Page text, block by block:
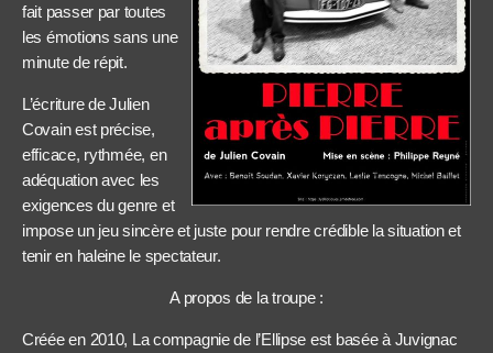
fait passer par toutes
les émotions sans une
minute de répit.
L’écriture de Julien
Covain est précise,
efficace, rythmée, en
adéquation avec les
exigences du genre et
impose un jeu sincère et juste pour rendre crédible la situation et
tenir en haleine le spectateur.
A propos de la troupe :
Créée en 2010, La compagnie de l’Ellipse est basée à Juvignac